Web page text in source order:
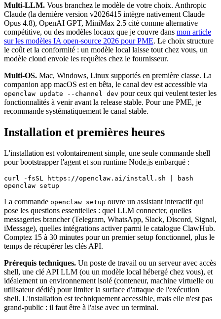
Multi-LLM. Vous branchez le modèle de votre choix. Anthropic
Claude (la dernière version v2026415 intègre nativement Claude
Opus 4.8), OpenAI GPT, MiniMax 2.5 cité comme alternative
compétitive, ou des modèles locaux que je couvre dans mon article
sur les modèles IA open-source 2026 pour PME. Le choix structure
le coût et la conformité : un modèle local laisse tout chez vous, un
modèle cloud envoie les requêtes chez le fournisseur.
Multi-OS. Mac, Windows, Linux supportés en première classe. La
companion app macOS est en bêta, le canal dev est accessible via
openclaw update --channel dev pour ceux qui veulent tester les
fonctionnalités à venir avant la release stable. Pour une PME, je
recommande systématiquement le canal stable.
Installation et premières heures
L'installation est volontairement simple, une seule commande shell
pour bootstrapper l'agent et son runtime Node.js embarqué :
curl -fsSL https://openclaw.ai/install.sh | bash
openclaw setup
La commande openclaw setup ouvre un assistant interactif qui
pose les questions essentielles : quel LLM connecter, quelles
messageries brancher (Telegram, WhatsApp, Slack, Discord, Signal,
iMessage), quelles intégrations activer parmi le catalogue ClawHub.
Comptez 15 à 30 minutes pour un premier setup fonctionnel, plus le
temps de récupérer les clés API.
Prérequis techniques. Un poste de travail ou un serveur avec accès
shell, une clé API LLM (ou un modèle local hébergé chez vous), et
idéalement un environnement isolé (conteneur, machine virtuelle ou
utilisateur dédié) pour limiter la surface d'attaque de l'exécution
shell. L'installation est techniquement accessible, mais elle n'est pas
grand-public : il faut être à l'aise avec un terminal.